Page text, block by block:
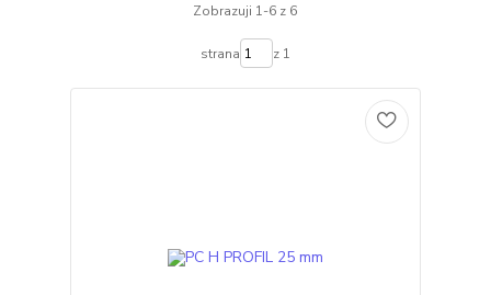
Zobrazuji 1-6 z 6
strana z 1